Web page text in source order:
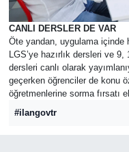
CANLI DERSLER DE VAR
Öte yandan, uygulama içinde
LGS’ye hazırlık dersleri ve
dersleri canlı olarak
geçerken öğrenciler de konu
öğretmenlerine sorma fırsatı
#ilangovtr